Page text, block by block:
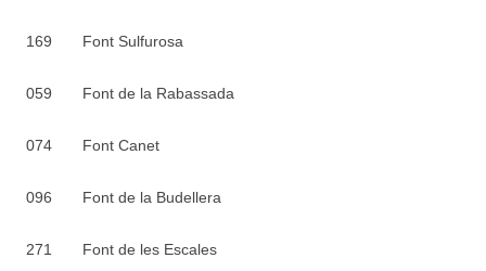
169 Font Sulfurosa
059 Font de la Rabassada
074 Font Canet
096 Font de la Budellera
271 Font de les Escales